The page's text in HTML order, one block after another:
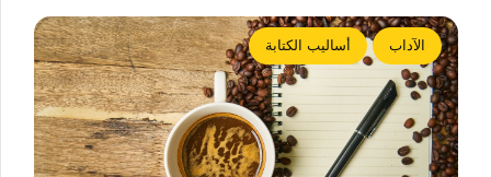
الآداب أساليب الكتابة